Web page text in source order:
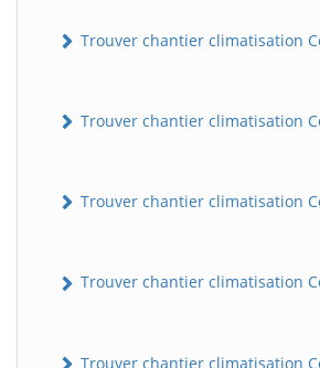
Trouver chantier climatisation
Trouver chantier climatisation
Trouver chantier climatisation
Trouver chantier climatisation
Trouver chantier climatisation